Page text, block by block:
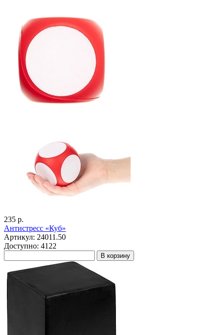
235 р.
Антистресс «Куб»
Артикул: 24011.50
Доступно: 4122
В корзину